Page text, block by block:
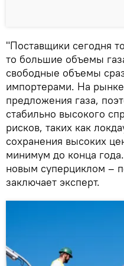
"Поставщики сегодня
то большие объемы
свободные объемы
импортерами. На рынке
предложения газа,
стабильно высокого
рисков, таких как
сохранения высоких
минимум до конца
новым суперциклом –
заключает эксперт.